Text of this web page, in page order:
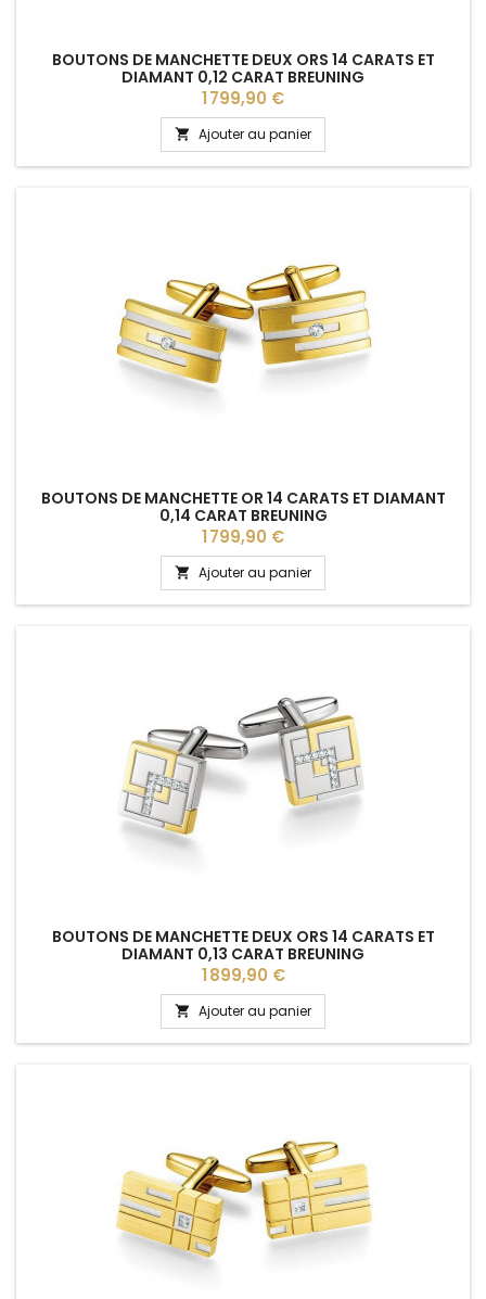
BOUTONS DE MANCHETTE DEUX ORS 14 CARATS ET
DIAMANT 0,12 CARAT BREUNING
Prix
1 799,90 €
 Ajouter au panier
BOUTONS DE MANCHETTE OR 14 CARATS ET DIAMANT
0,14 CARAT BREUNING
Prix
1 799,90 €
 Ajouter au panier
BOUTONS DE MANCHETTE DEUX ORS 14 CARATS ET
DIAMANT 0,13 CARAT BREUNING
Prix
1 899,90 €
 Ajouter au panier